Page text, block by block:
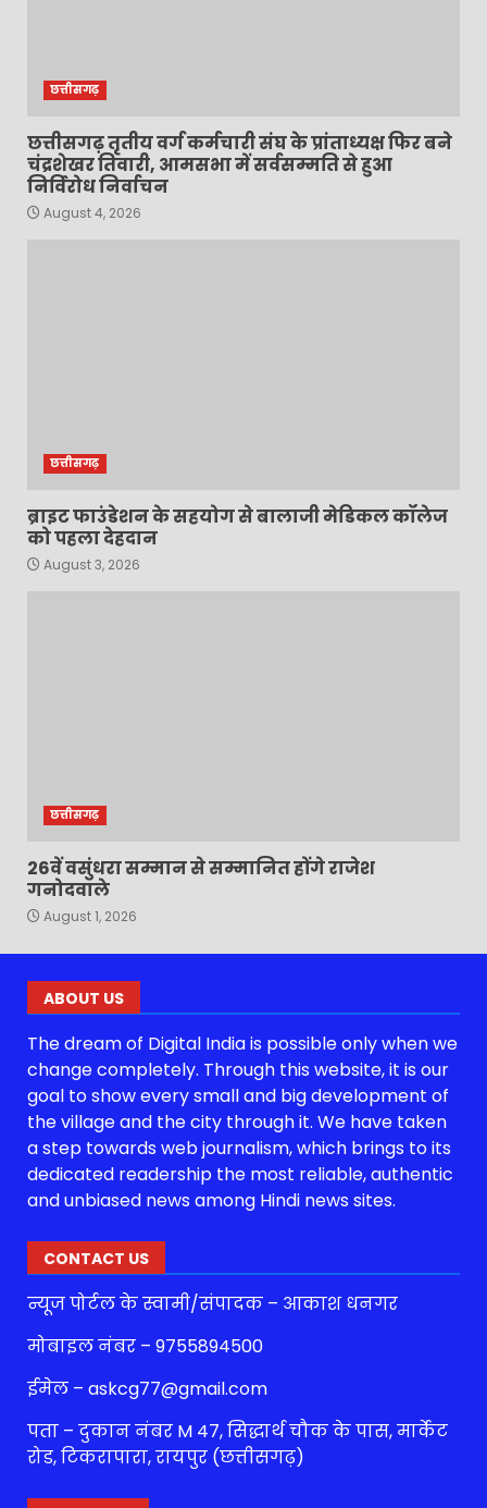
छत्तीसगढ़
छत्तीसगढ़ तृतीय वर्ग कर्मचारी संघ के प्रांताध्यक्ष फिर बने
चंद्रशेखर तिवारी, आमसभा में सर्वसम्मति से हुआ
निर्विरोध निर्वाचन
August 4, 2026
छत्तीसगढ़
ब्राइट फाउंडेशन के सहयोग से बालाजी मेडिकल कॉलेज
को पहला देहदान
August 3, 2026
छत्तीसगढ़
26वें वसुंधरा सम्मान से सम्मानित होंगे राजेश
गनोदवाले
August 1, 2026
ABOUT US
The dream of Digital India is possible only when we
change completely. Through this website, it is our
goal to show every small and big development of
the village and the city through it. We have taken
a step towards web journalism, which brings to its
dedicated readership the most reliable, authentic
and unbiased news among Hindi news sites.
CONTACT US
न्यूज पोर्टल के स्वामी/संपादक – आकाश धनगर
मोबाइल नंबर – 9755894500
ईमेल – askcg77@gmail.com
पता – दुकान नंबर M 47, सिद्धार्थ चौक के पास, मार्केट
रोड, टिकरापारा, रायपुर (छत्तीसगढ़)